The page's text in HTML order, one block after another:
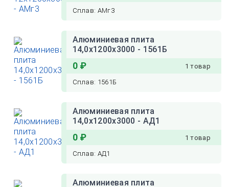
Сплав: АМг3
Алюминиевая плита
14,0х1200х3000 - 1561Б
0 ₽ 1 товар
Сплав: 1561Б
Алюминиевая плита
14,0х1200х3000 - АД1
0 ₽ 1 товар
Сплав: АД1
Алюминиевая плита